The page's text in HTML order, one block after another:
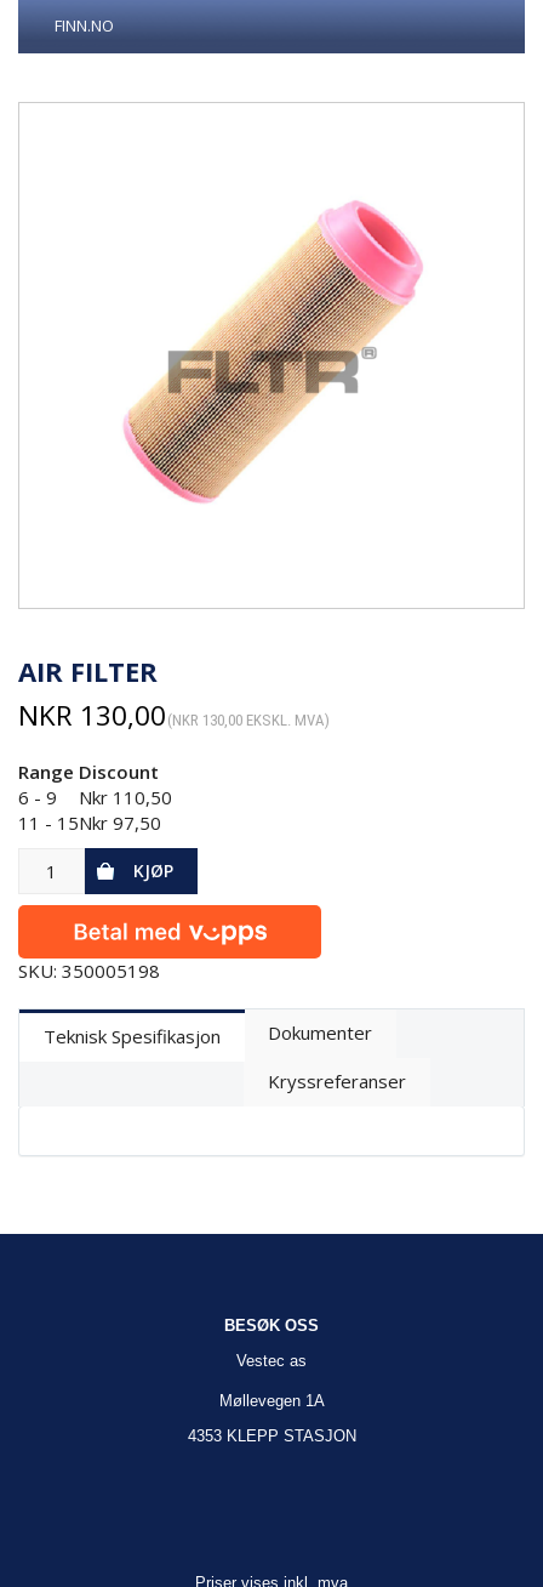
FINN.NO
AIR FILTER
NKR 130,00 (NKR 130,00 EKSKL. MVA)
Range Discount
6 - 9
Nkr 110,50
11 - 15Nkr 97,50
KJØP
SKU: 350005198
Teknisk Spesifikasjon
Dokumenter
Kryssreferanser
BESØK OSS
Vestec as
Møllevegen 1A
4353 KLEPP STASJON
Priser vises inkl. mva